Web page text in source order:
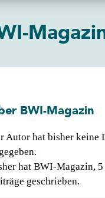
BWI-Magazin
Autor hat bisher keine
hat BWI-Magazin,
geschrieben.